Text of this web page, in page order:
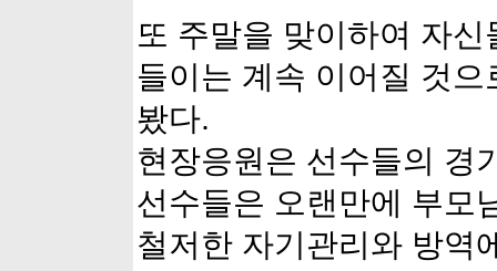
또 주말을 맞이하여 자
들이는 계속 이어질 것
봤다.
현장응원은 선수들의 경
선수들은 오랜만에 부모
철저한 자기관리와 방역